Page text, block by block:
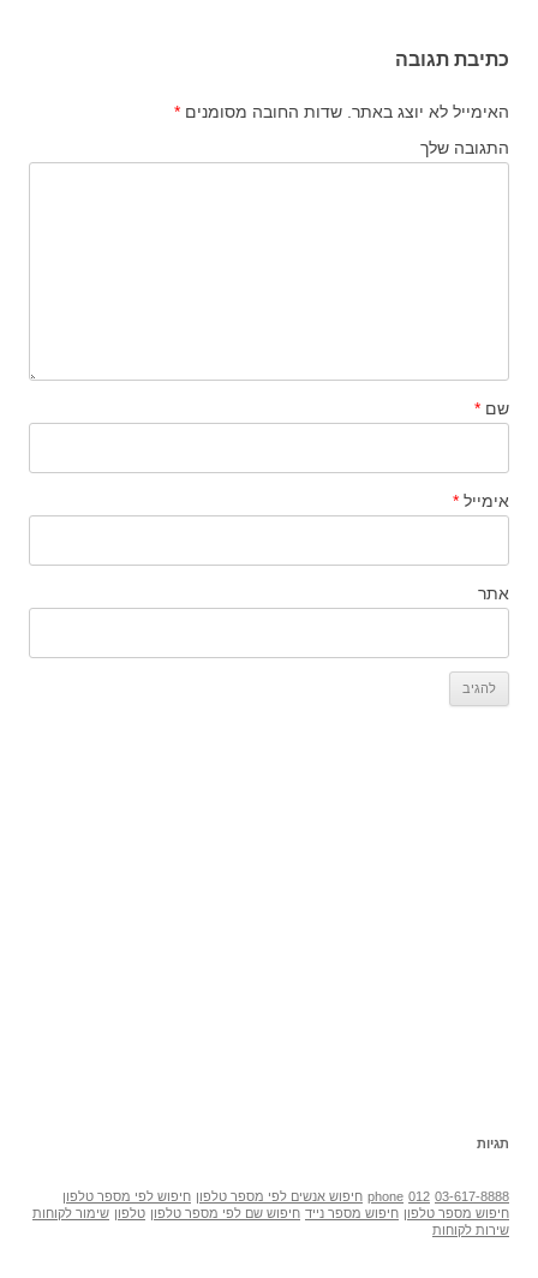
כתיבת תגובה
האימייל לא יוצג באתר. שדות החובה מסומנים *
התגובה שלך
שם *
אימייל *
אתר
תגיות
03-617-8888
012
phone חיפוש אנשים לפי מספר טלפון חיפוש לפי מספר טלפון
חיפוש מספר טלפון חיפוש מספר נייד חיפוש שם לפי מספר טלפון טלפון שימור לקוחות
שירות לקוחות